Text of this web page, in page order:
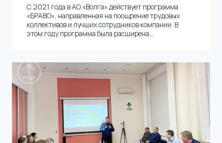
С 2021 года в АО «Волга» действует программа
«БРАВО», направленная на поощрение трудовых
коллективов и лучших сотрудников компании. В
этом году программа была расширена